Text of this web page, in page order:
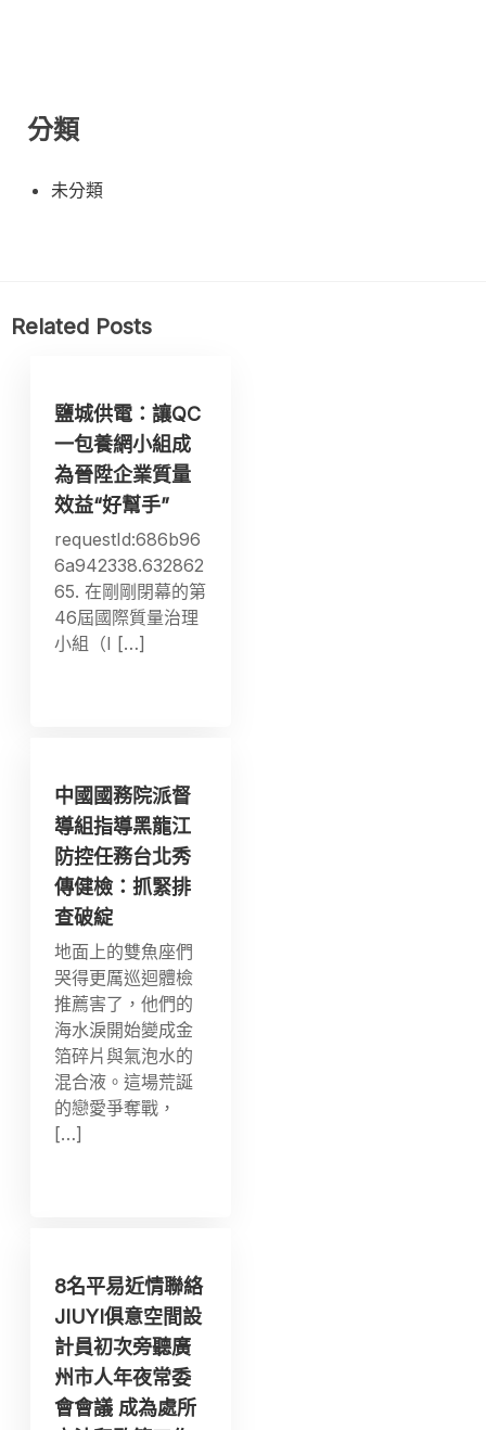
分類
未分類
Related Posts
鹽城供電：讓QC
一包養網小組成
為晉陞企業質量
效益“好幫手”
requestId:686b96
6a942338.632862
65. 在剛剛閉幕的第
46屆國際質量治理
小組（I […]
中國國務院派督
導組指導黑龍江
防控任務台北秀
傳健檢：抓緊排
查破綻
地面上的雙魚座們
哭得更厲巡迴體檢
推薦害了，他們的
海水淚開始變成金
箔碎片與氣泡水的
混合液。這場荒誕
的戀愛爭奪戰，
[…]
8名平易近情聯絡
JIUYI俱意空間設
計員初次旁聽廣
州市人年夜常委
會會議 成為處所